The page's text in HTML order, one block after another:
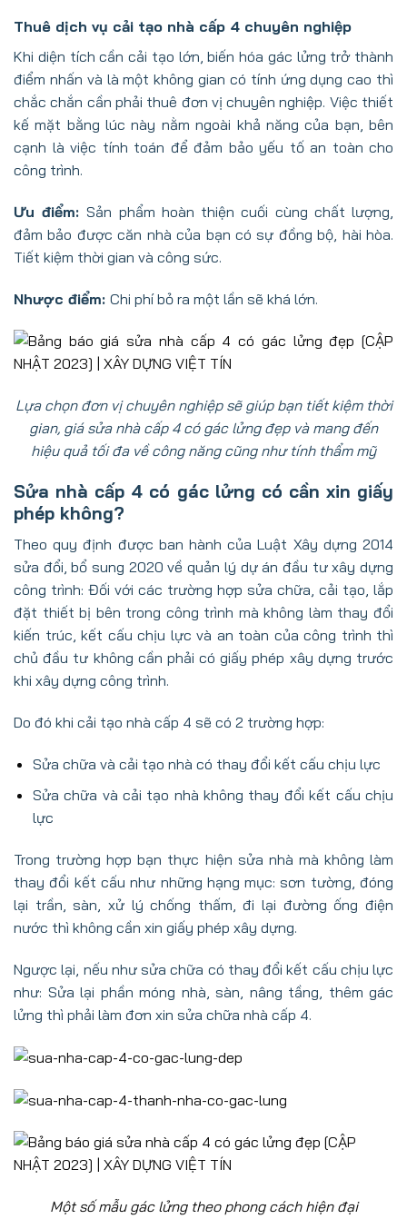
Thuê dịch vụ cải tạo nhà cấp 4 chuyên nghiệp
Khi diện tích cần cải tạo lớn, biến hóa gác lửng trở thành
điểm nhấn và là một không gian có tính ứng dụng cao thì
chắc chắn cần phải thuê đơn vị chuyên nghiệp. Việc thiết
kế mặt bằng lúc này nằm ngoài khả năng của bạn, bên
cạnh là việc tính toán để đảm bảo yếu tố an toàn cho
công trình.
Ưu điểm:Sản phẩm hoàn thiện cuối cùng chất lượng,
đảm bảo được căn nhà của bạn có sự đồng bộ, hài hòa.
Tiết kiệm thời gian và công sức.
Nhược điểm: Chi phí bỏ ra một lần sẽ khá lớn.
Lựa chọn đơn vị chuyên nghiệp sẽ giúp bạn tiết kiệm thời
gian, giá sửa nhà cấp 4 có gác lửng đẹp và mang đến
hiệu quả tối đa về công năng cũng như tính thẩm mỹ
Sửa nhà cấp 4 có gác lửng có cần xin giấy
phép không?
Theo quy định được ban hành của Luật Xây dựng 2014
sửa đổi, bổ sung 2020 về quản lý dự án đầu tư xây dựng
công trình: Đối với các trường hợp sửa chữa, cải tạo, lắp
đặt thiết bị bên trong công trình mà không làm thay đổi
kiến trúc, kết cấu chịu lực và an toàn của công trình thì
chủ đầu tư không cần phải có giấy phép xây dựng trước
khi xây dựng công trình.
Do đó khi cải tạo nhà cấp 4 sẽ có 2 trường hợp:
Sửa chữa và cải tạo nhà có thay đổi kết cấu chịu lực
Sửa chữa và cải tạo nhà không thay đổi kết cấu chịu
lực
Trong trường hợp bạn thực hiện sửa nhà mà không làm
thay đổi kết cấu như những hạng mục: sơn tường, đóng
lại trần, sàn, xử lý chống thấm, đi lại đường ống điện
nước thì không cần xin giấy phép xây dựng.
Ngược lại, nếu như sửa chữa có thay đổi kết cấu chịu lực
như: Sửa lại phần móng nhà, sàn, nâng tầng, thêm gác
lửng thì phải làm đơn xin sửa chữa nhà cấp 4.
Một số mẫu gác lửng theo phong cách hiện đại